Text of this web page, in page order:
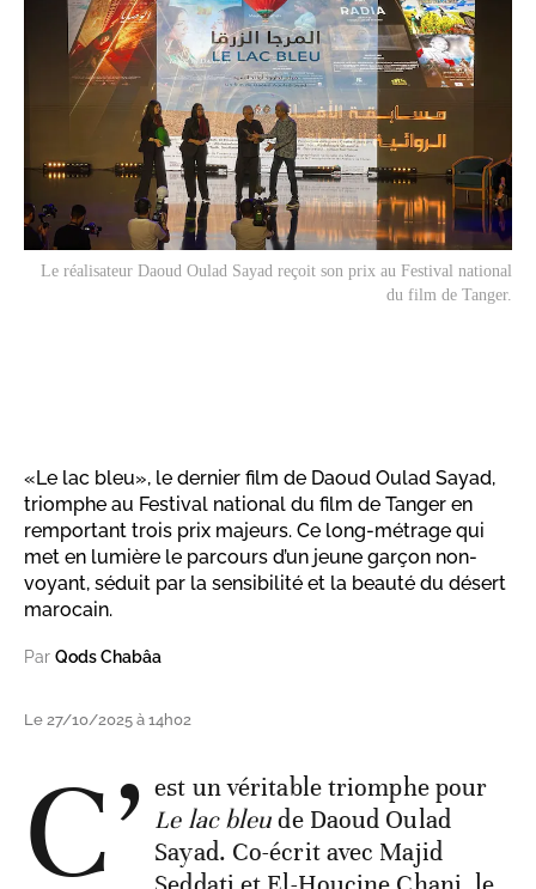
Le réalisateur Daoud Oulad Sayad reçoit son prix au Festival national
du film de Tanger.
«Le lac bleu», le dernier film de Daoud Oulad Sayad,
triomphe au Festival national du film de Tanger en
remportant trois prix majeurs. Ce long-métrage qui
met en lumière le parcours d’un jeune garçon non-
voyant, séduit par la sensibilité et la beauté du désert
marocain.
Par Qods Chabâa
Le 27/10/2025 à 14h02
C’ est un véritable triomphe pour
Le lac bleude Daoud Oulad
Sayad. Co-écrit avec Majid